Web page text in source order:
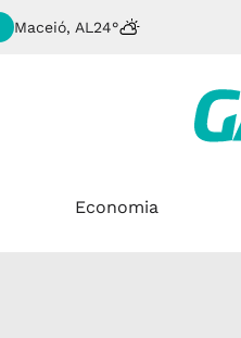
Maceió, AL 24°
Economia